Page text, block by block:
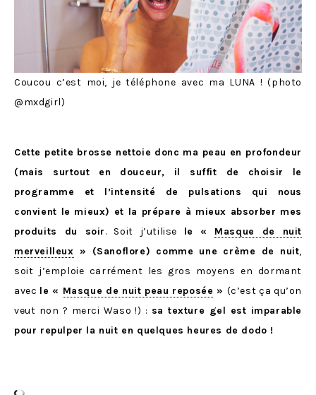
Coucou c’est moi, je téléphone avec ma LUNA ! (photo
@mxdgirl)
Cette petite brosse nettoie donc ma peau en profondeur
(mais surtout en douceur, il suffit de choisir le
programme et l’intensité de pulsations qui nous
convient le mieux) et la prépare à mieux absorber mes
produits du soir. Soit j’utilise le « Masque de nuit
merveilleux » (Sanoflore) comme une crème de nuit,
soit j’emploie carrément les gros moyens en dormant
avec le « Masque de nuit peau reposée » (c’est ça qu’on
veut non ? merci Waso !) : sa texture gel est imparable
pour repulper la nuit en quelques heures de dodo !